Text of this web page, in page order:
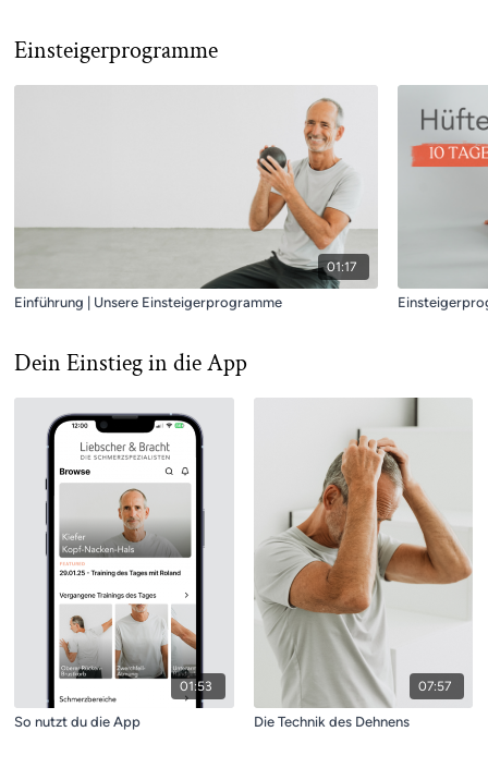
Einsteigerprogramme
01:17
Einführung | Unsere Einsteigerprogramme
Dein Einstieg in die App
01:53
So nutzt du die App
07:57
Die Technik des Dehnens